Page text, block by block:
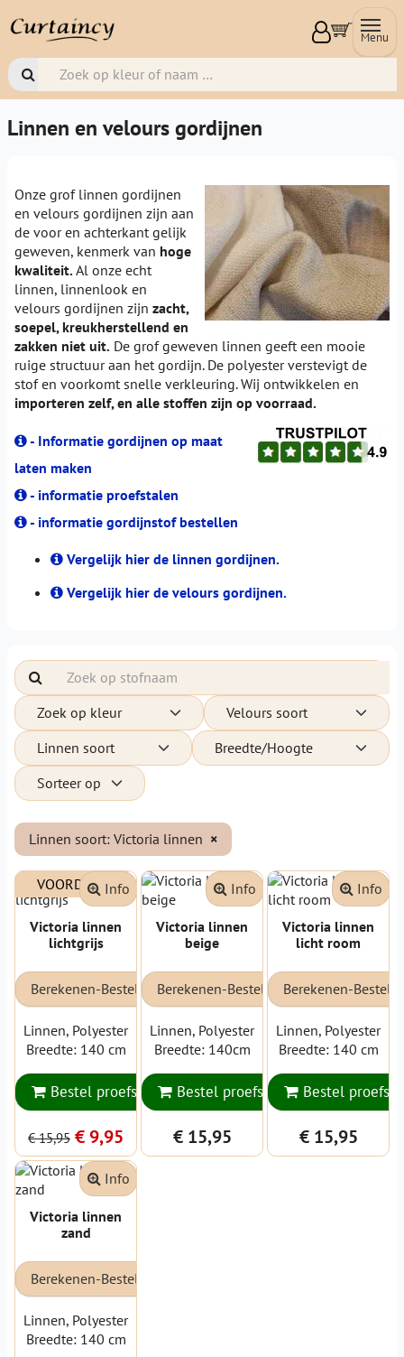
Menu
Linnen en velours gordijnen
Onze grof linnen gordijnen
en velours gordijnen zijn aan
de voor en achterkant gelijk
geweven, kenmerk van hoge
kwaliteit.Al onze echt
linnen, linnenlook en
velours gordijnen zijn zacht,
soepel, kreukherstellend en
zakken niet uit. De grof geweven linnen geeft een mooie
ruige structuur aan het gordijn. De polyester verstevigt de
stof en voorkomt snelle verkleuring. Wij ontwikkelen en
importeren zelf, en alle stoffen zijn op voorraad.
- Informatie gordijnen op maat
laten maken
- informatie proefstalen
- informatie gordijnstof bestellen
Vergelijk hier de linnen gordijnen.
Vergelijk hier de velours gordijnen.
Zoek op kleur
Velours soort
Linnen soort
Breedte/Hoogte
Sorteer op
Linnen soort: Victoria linnen ×
VOORDEEL
Victoria linnen
lichtgrijs
Berekenen-Bestellen
Linnen, Polyester
Breedte: 140 cm
Bestel proefstaal
€ 15,95 € 9,95
Info
Victoria linnen
beige
Berekenen-Bestellen
Linnen, Polyester
Breedte: 140cm
Bestel proefstaal
€ 15,95
Info
Victoria linnen
licht room
Berekenen-
Linnen, Polyester
Breedte: 140 cm
Bestel
€ 15,95
Info
Victoria linnen
zand
Berekenen-Bestellen
Linnen, Polyester
Breedte: 140 cm
Info